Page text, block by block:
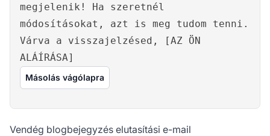
megjelenik! Ha szeretnél
módosításokat, azt is meg tudom tenni.
Várva a visszajelzésed, [AZ ÖN
ALÁÍRÁSA]
Másolás vágólapra
Vendég blogbejegyzés elutasítási e-mail